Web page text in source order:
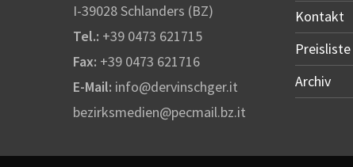
I-39028 Schlanders (BZ)
Tel.: +39 0473 621715
Fax: +39 0473 621716
E-Mail: info@dervinschger.it
bezirksmedien@pecmail.bz.it
Kontakt
Preisliste
Archiv